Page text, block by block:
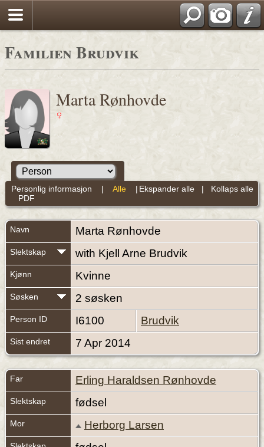
Familien Brudvik
Marta Rønhovde
Ekspander alle | Kollaps alle
Personlig informasjon | Alle |
PDF
Navn Marta Rønhovde
Slektskap with Kjell Arne Brudvik
Kjønn Kvinne
Søsken 2 søsken
Person ID I6100 Brudvik
Sist endret 7 Apr 2014
Far Erling Haraldsen Rønhovde
Slektskap fødsel
Mor Herborg Larsen